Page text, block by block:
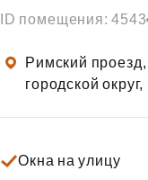
ID помещения: 454
Римский
городской
Окна на улицу